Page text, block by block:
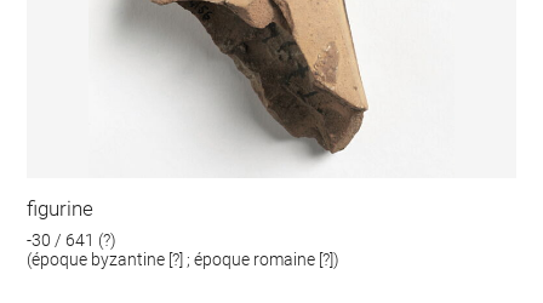
figurine
-30 / 641 (?)
(époque byzantine [?] ; époque romaine [?])